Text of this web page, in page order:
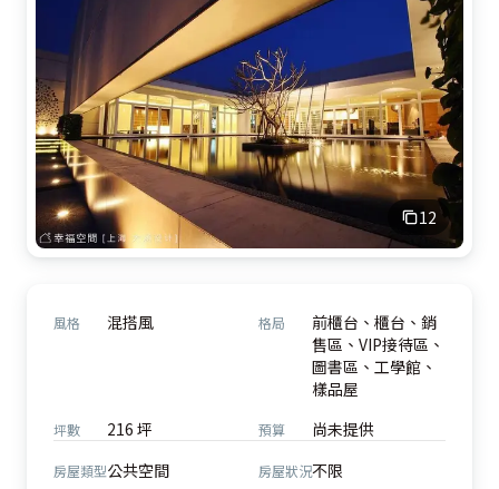
12
風格 混搭風 格局
前櫃台、櫃台、銷
售區、VIP接待區、
圖書區、工學館、
樣品屋
坪數 216 坪 預算 尚未提供
房屋類型公共空間 房屋狀況不限